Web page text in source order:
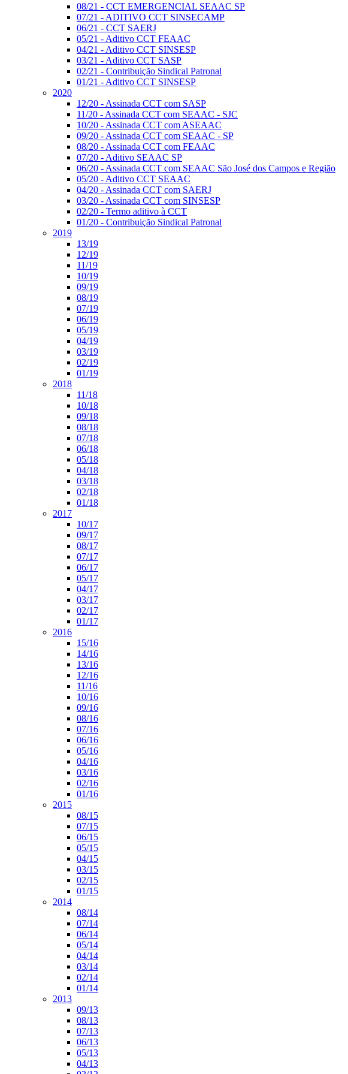
08/21 - CCT EMERGENCIAL SEAAC SP
07/21 - ADITIVO CCT SINSECAMP
06/21 - CCT SAERJ
05/21 - Aditivo CCT FEAAC
04/21 - Aditivo CCT SINSESP
03/21 - Aditivo CCT SASP
02/21 - Contribuição Sindical Patronal
01/21 - Aditivo CCT SINSESP
2020
12/20 - Assinada CCT com SASP
11/20 - Assinada CCT com SEAAC - SJC
10/20 - Assinada CCT com ASEAAC
09/20 - Assinada CCT com SEAAC - SP
08/20 - Assinada CCT com FEAAC
07/20 - Aditivo SEAAC SP
06/20 - Assinada CCT com SEAAC São José dos Campos e Região
05/20 - Aditivo CCT SEAAC
04/20 - Assinada CCT com SAERJ
03/20 - Assinada CCT com SINSESP
02/20 - Termo aditivo à CCT
01/20 - Contribuição Sindical Patronal
2019
13/19
12/19
11/19
10/19
09/19
08/19
07/19
06/19
05/19
04/19
03/19
02/19
01/19
2018
11/18
10/18
09/18
08/18
07/18
06/18
05/18
04/18
03/18
02/18
01/18
2017
10/17
09/17
08/17
07/17
06/17
05/17
04/17
03/17
02/17
01/17
2016
15/16
14/16
13/16
12/16
11/16
10/16
09/16
08/16
07/16
06/16
05/16
04/16
03/16
02/16
01/16
2015
08/15
07/15
06/15
05/15
04/15
03/15
02/15
01/15
2014
08/14
07/14
06/14
05/14
04/14
03/14
02/14
01/14
2013
09/13
08/13
07/13
06/13
05/13
04/13